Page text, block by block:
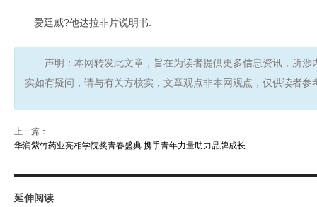
爱廷威?他达拉非片说明书.
声明：本网转发此文章，旨在为读者提供更多信息资讯，所
实如有疑问，请与有关方核实，文章观点非本网观点，仅供读者参
上一篇：
华润紫竹药业亮相学院奖青春盛典 携手青年力量助力品牌成长
延伸阅读